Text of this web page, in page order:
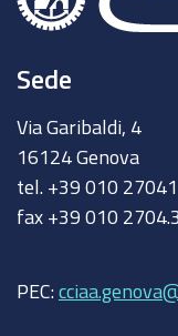
Sede
Via Garibaldi, 4
16124 Genova
tel. +39 010 27041
fax +39 010
PEC: